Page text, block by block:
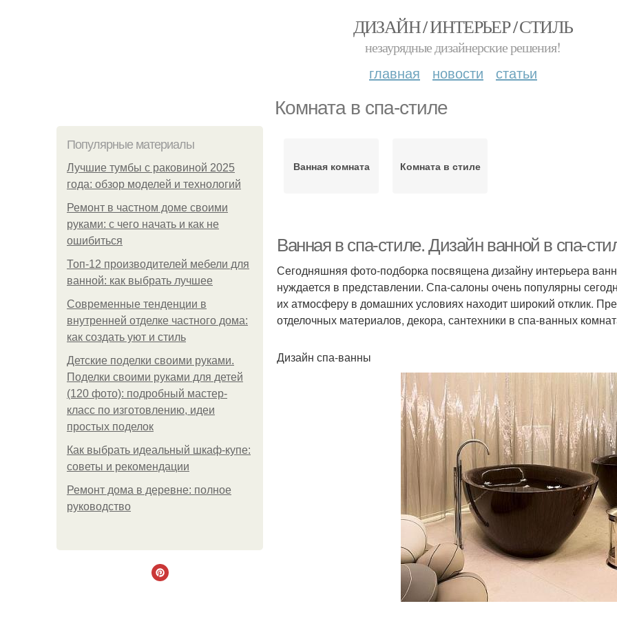
ДИЗАЙН / ИНТЕРЬЕР / СТИЛЬ
незаурядные дизайнерские решения!
главная новости статьи
Комната в спа-стиле
Популярные материалы
Лучшие тумбы с раковиной 2025
года: обзор моделей и технологий
Ремонт в частном доме своими
руками: с чего начать и как не
ошибиться
Топ-12 производителей мебели для
ванной: как выбрать лучшее
Современные тенденции в
внутренней отделке частного дома:
как создать уют и стиль
Детские поделки своими руками.
Поделки своими руками для детей
(120 фото): подробный мастер-
класс по изготовлению, идеи
простых поделок
Как выбрать идеальный шкаф-купе:
советы и рекомендации
Ремонт дома в деревне: полное
руководство
Ванная комната Комната в стиле
Ванная в спа-стиле. Дизайн ванной в спа-
Сегодняшняя фото-подборка посвящена дизайну интерьера
нуждается в представлении. Спа-салоны очень популярны
их атмосферу в домашних условиях находит широкий отклик.
отделочных материалов, декора, сантехники в спа-ванных
Дизайн спа-ванны